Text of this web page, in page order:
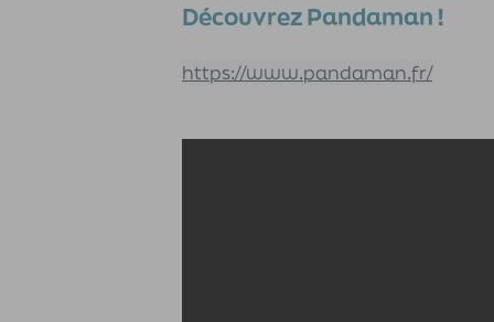
Découvrez Pandaman !
https://www.pandaman.fr/